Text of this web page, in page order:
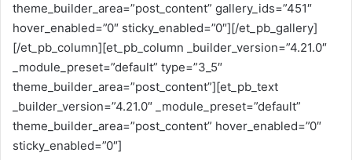
theme_builder_area=”post_content” gallery_ids=”451″
hover_enabled=”0″ sticky_enabled=”0″][/et_pb_gallery]
[/et_pb_column][et_pb_column _builder_version=”4.21.0″
_module_preset=”default” type=”3_5″
theme_builder_area=”post_content”][et_pb_text
_builder_version=”4.21.0″ _module_preset=”default”
theme_builder_area=”post_content” hover_enabled=”0″
sticky_enabled=”0″]